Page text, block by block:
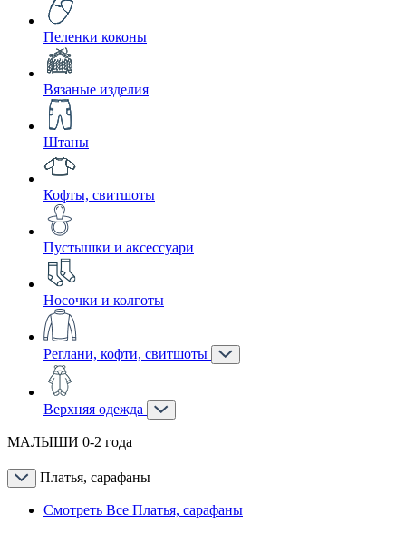
Пеленки коконы
Вязаные изделия
Штаны
Кофты, свитшоты
Пустышки и аксессуари
Носочки и колготы
Реглани, кофти, свитшоты
Верхняя одежда
МАЛЫШИ 0-2 года
Платья, сарафаны
Смотреть Все Платья, сарафаны